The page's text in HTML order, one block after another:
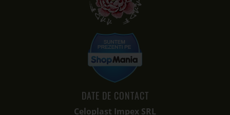
Celoplast Impex SRL
Str. Ecaterina Teodoroiu nr. 57
Program: L - V: 8:00 - 16:00
Tel:
+40-732-530375
+40-728-878905
+40-723-290825